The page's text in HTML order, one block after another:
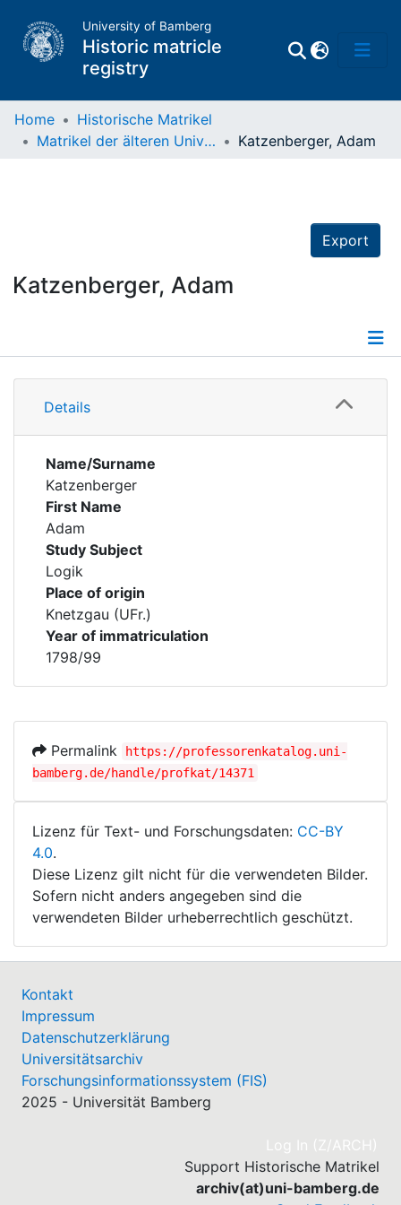
University of Bamberg
Historic matricle
registry
Home
Historische Matrikel
Matrikel der älteren Universität
Katzenberger, Adam
Export
Katzenberger, Adam
Details
Details
Name/Surname
Katzenberger
First Name
Adam
Study Subject
Logik
Place of origin
Knetzgau (UFr.)
Year of immatriculation
1798/99
Permalink
https://professorenkatalog.uni-
bamberg.de/handle/profkat/14371
Lizenz für Text- und Forschungsdaten: CC-BY
4.0.
Diese Lizenz gilt nicht für die verwendeten Bilder.
Sofern nicht anders angegeben sind die
verwendeten Bilder urheberrechtlich geschützt.
Kontakt
Impressum
Datenschutzerklärung
Universitätsarchiv
Forschungsinformationssystem (FIS)
2025 - Universität Bamberg
Log In (Z/ARCH)
Support Historische Matrikel
archiv(at)uni-bamberg.de